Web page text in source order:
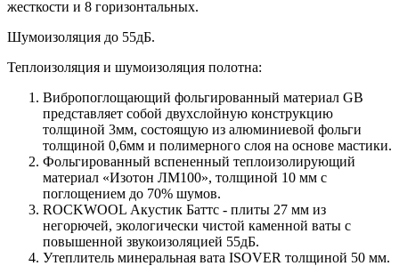
жесткости и 8 горизонтальных.
Шумоизоляция до 55дБ.
Теплоизоляция и шумоизоляция полотна:
Вибропоглощающий фольгированный материал GB
представляет собой двухслойную конструкцию
толщиной 3мм, состоящую из алюминиевой фольги
толщиной 0,6мм и полимерного слоя на основе мастики.
Фольгированный вспененный теплоизолирующий
материал «Изотон ЛМ100», толщиной 10 мм с
поглощением до 70% шумов.
ROCKWOOL Акустик Баттс - плиты 27 мм из
негорючей, экологически чистой каменной ваты с
повышенной звукоизоляцией 55дБ.
Утеплитель минеральная вата ISOVER толщиной 50 мм.